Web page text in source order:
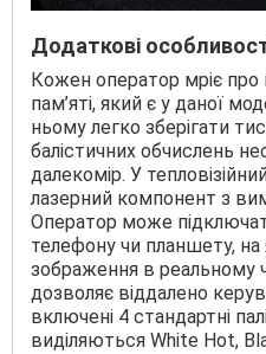
Додаткові
Кожен оператор мріє про
пам’яті, який є у даної
ньому легко зберігати
балістичних обчислень
далекомір. У
лазерний компонент з
Оператор може
телефону чи планшету,
зображення в реальному
дозволяє віддалено
включені 4 стандартні
виділяються White Hot,